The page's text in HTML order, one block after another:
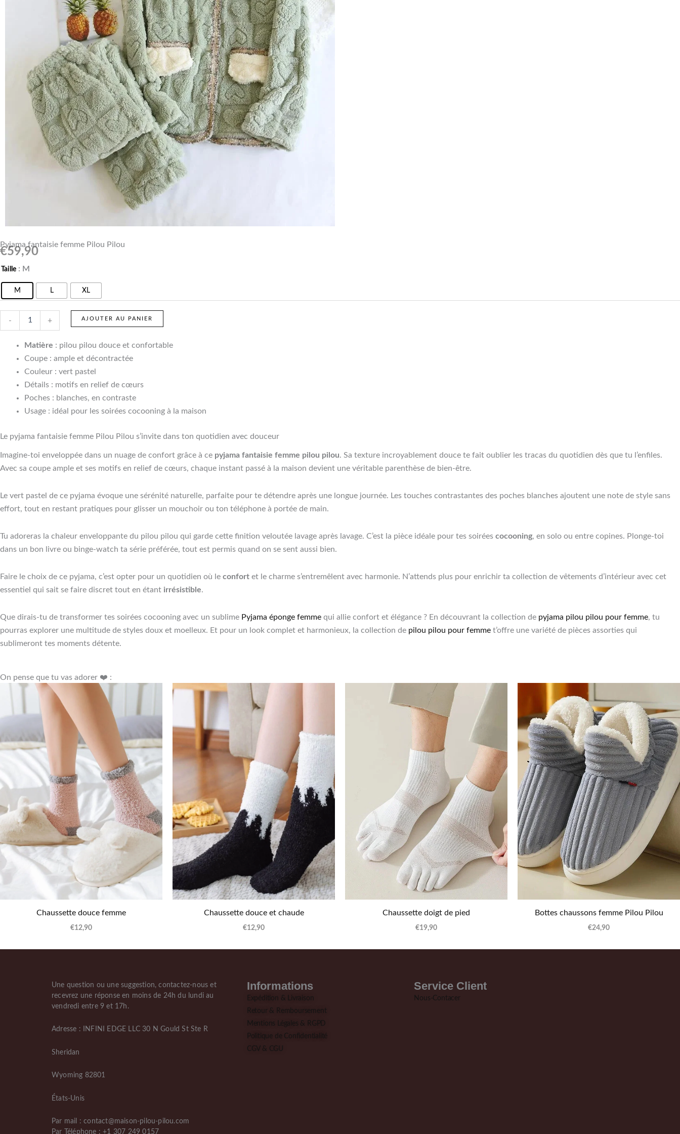
Pyjama fantaisie femme Pilou Pilou
€59,90
Taille : M
M L XL
-
quantité
Pyjama
+ AJOUTER AU PANIER
Matière : pilou pilou douce et confortable
Coupe : ample et décontractée
Couleur : vert pastel
Détails : motifs en relief de cœurs
Poches : blanches, en contraste
Usage : idéal pour les soirées cocooning à la maison
Le pyjama fantaisie femme Pilou Pilou s’invite dans ton quotidien avec douceur
Imagine-toi enveloppée dans un nuage de confort grâce à ce pyjama fantaisie femme pilou pilou. Sa texture incroyablement douce te fait oublier les tracas du quotidien dès que tu l’enfiles.
Avec sa coupe ample et ses motifs en relief de cœurs, chaque instant passé à la maison devient une véritable parenthèse de bien-être.
Le vert pastel de ce pyjama évoque une sérénité naturelle, parfaite pour te détendre après une longue journée. Les touches contrastantes des poches blanches ajoutent une note de style sans
effort, tout en restant pratiques pour glisser un mouchoir ou ton téléphone à portée de main.
Tu adoreras la chaleur enveloppante du pilou pilou qui garde cette finition veloutée lavage après lavage. C’est la pièce idéale pour tes soirées cocooning, en solo ou entre copines. Plonge-toi
dans un bon livre ou binge-watch ta série préférée, tout est permis quand on se sent aussi bien.
Faire le choix de ce pyjama, c’est opter pour un quotidien où le confort et le charme s’entremêlent avec harmonie. N’attends plus pour enrichir ta collection de vêtements d’intérieur avec cet
essentiel qui sait se faire discret tout en étant irrésistible.
Que dirais-tu de transformer tes soirées cocooning avec un sublime Pyjama éponge femme qui allie confort et élégance ? En découvrant la collection de pyjama pilou pilou pour femme, tu
pourras explorer une multitude de styles doux et moelleux. Et pour un look complet et harmonieux, la collection de pilou pilou pour femme t’offre une variété de pièces assorties qui
sublimeront tes moments détente.
On pense que tu vas adorer ❤️ :
Chaussette douce femme
€12,90
Chaussette douce et chaude
€12,90
Chaussette doigt de pied
€19,90
Bottes chaussons femme Pilou Pilou
€24,90
Une question ou une suggestion, contactez-nous et
recevrez une réponse en moins de 24h du lundi au
vendredi entre 9 et 17h.
Adresse : INFINI EDGE LLC 30 N Gould St Ste R
Sheridan
Wyoming 82801
États-Unis
Par mail : contact@maison-pilou-pilou.com
Par Téléphone : +1 307 249 0157
Informations
Expédition & Livraison
Retour & Remboursement
Mentions Légales & RGPD
Politique de Confidentialité
CGV & CGU
Service Client
Nous-Contacer